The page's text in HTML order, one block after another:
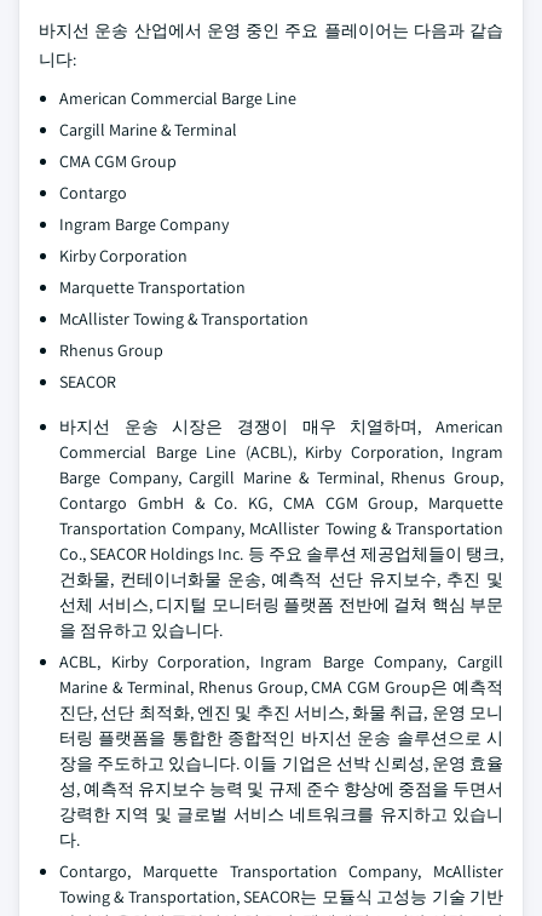
바지선 운송 산업에서 운영 중인 주요 플레이어는 다음과 같습
니다:
American Commercial Barge Line
Cargill Marine & Terminal
CMA CGM Group
Contargo
Ingram Barge Company
Kirby Corporation
Marquette Transportation
McAllister Towing & Transportation
Rhenus Group
SEACOR
바지선 운송 시장은 경쟁이 매우 치열하며, American
Commercial Barge Line (ACBL), Kirby Corporation, Ingram
Barge Company, Cargill Marine & Terminal, Rhenus Group,
Contargo GmbH & Co. KG, CMA CGM Group, Marquette
Transportation Company, McAllister Towing & Transportation
Co., SEACOR Holdings Inc. 등 주요 솔루션 제공업체들이 탱크,
건화물, 컨테이너화물 운송, 예측적 선단 유지보수, 추진 및
선체 서비스, 디지털 모니터링 플랫폼 전반에 걸쳐 핵심 부문
을 점유하고 있습니다.
ACBL, Kirby Corporation, Ingram Barge Company, Cargill
Marine & Terminal, Rhenus Group, CMA CGM Group은 예측적
진단, 선단 최적화, 엔진 및 추진 서비스, 화물 취급, 운영 모니
터링 플랫폼을 통합한 종합적인 바지선 운송 솔루션으로 시
장을 주도하고 있습니다. 이들 기업은 선박 신뢰성, 운영 효율
성, 예측적 유지보수 능력 및 규제 준수 향상에 중점을 두면서
강력한 지역 및 글로벌 서비스 네트워크를 유지하고 있습니
다.
Contargo, Marquette Transportation Company, McAllister
Towing & Transportation, SEACOR는 모듈식 고성능 기술 기반